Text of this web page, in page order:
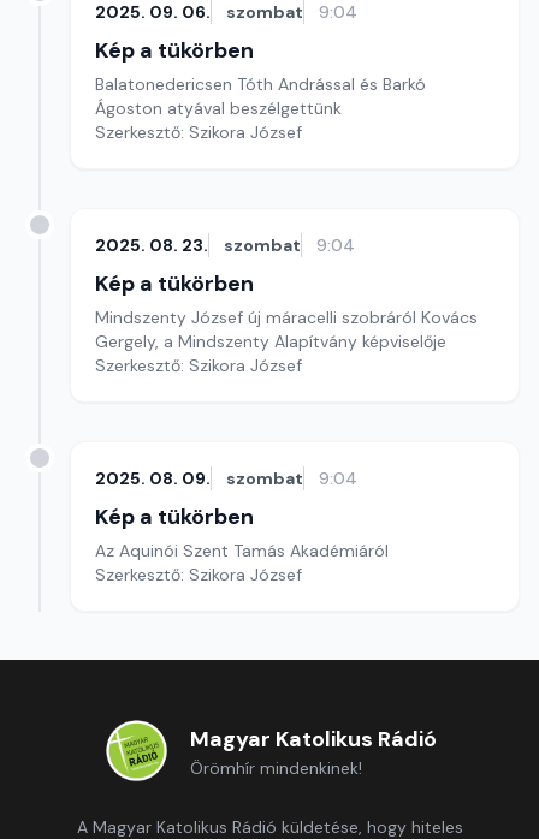
2025. 09. 06. szombat 9:04
Kép a tükörben
Balatonedericsen Tóth Andrással és Barkó
Ágoston atyával beszélgettünk
Szerkesztő: Szikora József
2025. 08. 23. szombat 9:04
Kép a tükörben
Mindszenty József új máracelli szobráról Kovács
Gergely, a Mindszenty Alapítvány képviselője
Szerkesztő: Szikora József
2025. 08. 09. szombat 9:04
Kép a tükörben
Az Aquinói Szent Tamás Akadémiáról
Szerkesztő: Szikora József
Magyar Katolikus Rádió
Örömhír mindenkinek!
A Magyar Katolikus Rádió küldetése, hogy hiteles